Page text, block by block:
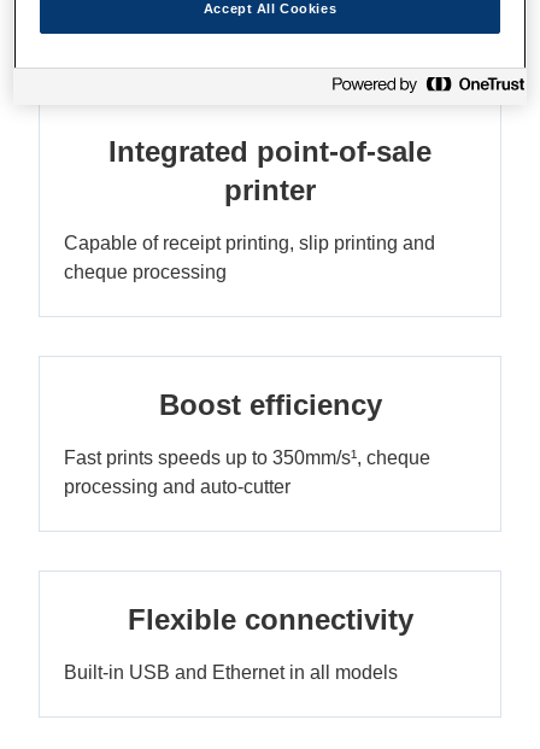
Integrated point-of-sale
printer
Capable of receipt printing, slip printing and
cheque processing
Boost efficiency
Fast prints speeds up to 350mm/s¹, cheque
processing and auto-cutter
Flexible connectivity
Built-in USB and Ethernet in all models
Accept All Cookies